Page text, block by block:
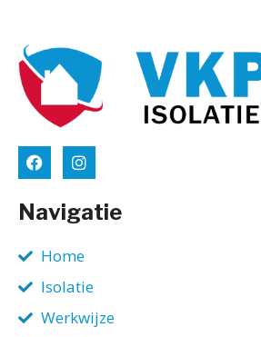
Navigatie
Home
Isolatie
Werkwijze